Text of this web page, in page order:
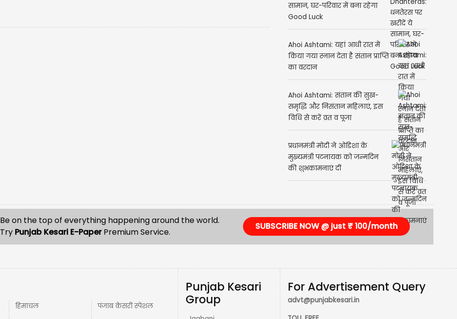
सामान, घर-परिवार में बना रहेगा
Good Luck
Ahoi Ashtami: यहां आधी रात में
किया गया स्नान देता है संतान प्राप्ति
का वरदान
Ahoi Ashtami: संतान की सुख-
समृद्धि और निसंतान महिलाएं, इस
विधि से करें व्रत व पूजा
प्रधानमंत्री मोदी ने ओडिशा के
मुख्यमंत्री पटनायक को जन्मदिन
की शुभकामनाएं दीं
Be on the top of everything happening around the world.
Try Punjab Kesari E-PaperPremium Service.
SUBSCRIBE NOW @ just ₹ 100/month
हिमाचल पंजाब केसरी स्पेशल
Punjab Kesari
Group
For Advertisement Query
advt@punjabkesari.in